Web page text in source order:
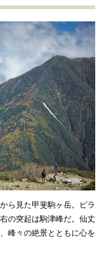
ら見た甲斐駒ヶ岳。ピラ
の突起は駒津峰だ。仙丈
峰々の絶景とともに心を